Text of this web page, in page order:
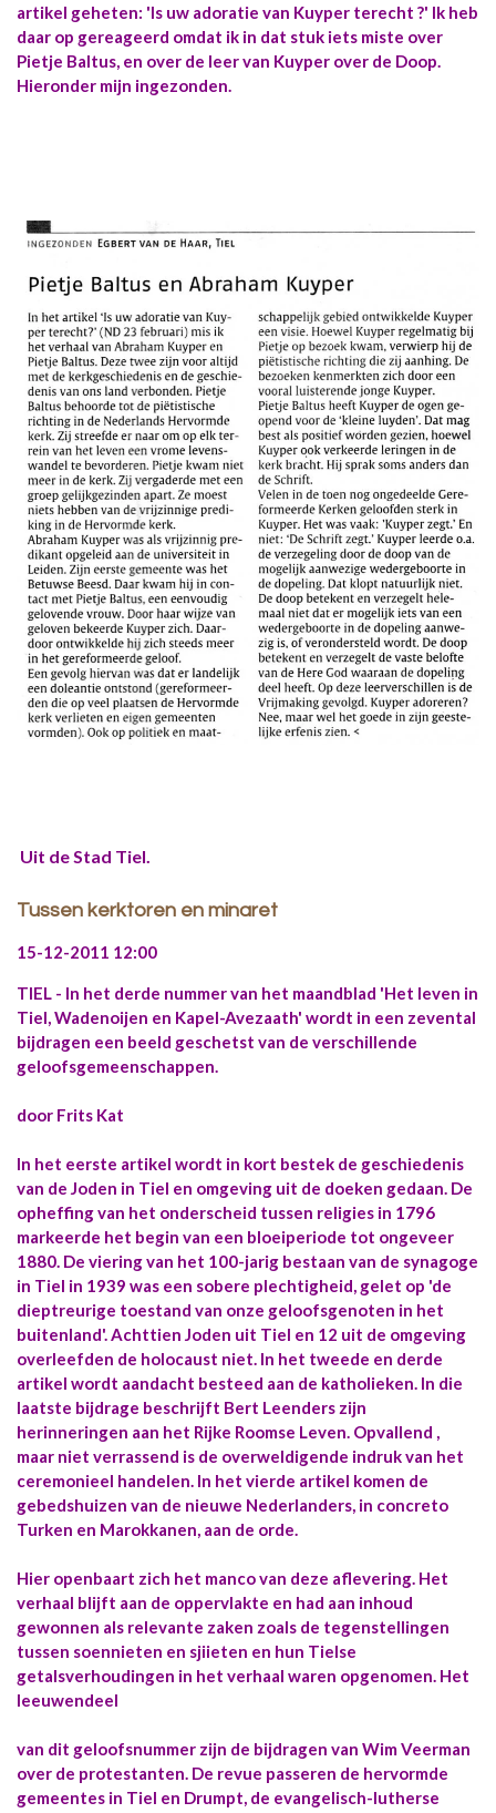
artikel geheten: 'Is uw adoratie van Kuyper terecht ?' Ik heb
daar op gereageerd omdat ik in dat stuk iets miste over
Pietje Baltus, en over de leer van Kuyper over de Doop.
Hieronder mijn ingezonden.
Uit de Stad Tiel.
Tussen kerktoren en minaret
15-12-2011 12:00
TIEL - In het derde nummer van het maandblad 'Het leven in
Tiel, Wadenoijen en Kapel-Avezaath' wordt in een zevental
bijdragen een beeld geschetst van de verschillende
geloofsgemeenschappen.
door Frits Kat
In het eerste artikel wordt in kort bestek de geschiedenis
van de Joden in Tiel en omgeving uit de doeken gedaan. De
opheffing van het onderscheid tussen religies in 1796
markeerde het begin van een bloeiperiode tot ongeveer
1880. De viering van het 100-jarig bestaan van de synagoge
in Tiel in 1939 was een sobere plechtigheid, gelet op 'de
dieptreurige toestand van onze geloofsgenoten in het
buitenland'. Achttien Joden uit Tiel en 12 uit de omgeving
overleefden de holocaust niet. In het tweede en derde
artikel wordt aandacht besteed aan de katholieken. In die
laatste bijdrage beschrijft Bert Leenders zijn
herinneringen aan het Rijke Roomse Leven. Opvallend ,
maar niet verrassend is de overweldigende indruk van het
ceremonieel handelen. In het vierde artikel komen de
gebedshuizen van de nieuwe Nederlanders, in concreto
Turken en Marokkanen, aan de orde.
Hier openbaart zich het manco van deze aflevering. Het
verhaal blijft aan de oppervlakte en had aan inhoud
gewonnen als relevante zaken zoals de tegenstellingen
tussen soennieten en sjiieten en hun Tielse
getalsverhoudingen in het verhaal waren opgenomen. Het
leeuwendeel
van dit geloofsnummer zijn de bijdragen van Wim Veerman
over de protestanten. De revue passeren de hervormde
gemeentes in Tiel en Drumpt, de evangelisch-lutherse